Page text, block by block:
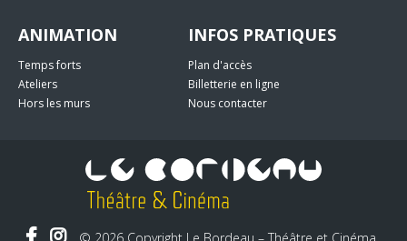
ANIMATION
Temps forts
Ateliers
Hors les murs
INFOS PRATIQUES
Plan d'accès
Billetterie en ligne
Nous contacter